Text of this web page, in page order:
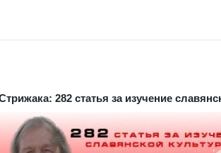
282 статья за изучение